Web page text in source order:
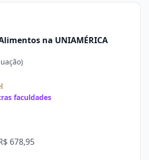
na UNIAMÉRICA
faculdades
678,95